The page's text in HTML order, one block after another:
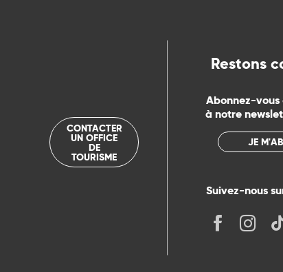
CONTACTER
UN OFFICE
DE
TOURISME
Restons
Abonnez-
à notre
JE
Suivez-nous